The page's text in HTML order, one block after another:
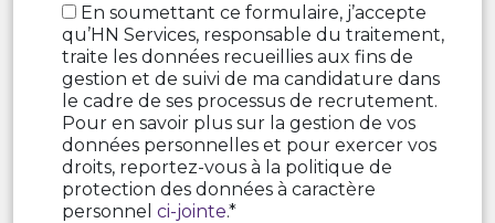
En soumettant ce formulaire, j’accepte
qu’HN Services, responsable du traitement,
traite les données recueillies aux fins de
gestion et de suivi de ma candidature dans
le cadre de ses processus de recrutement.
Pour en savoir plus sur la gestion de vos
données personnelles et pour exercer vos
droits, reportez-vous à la politique de
protection des données à caractère
personnel ci-jointe.*